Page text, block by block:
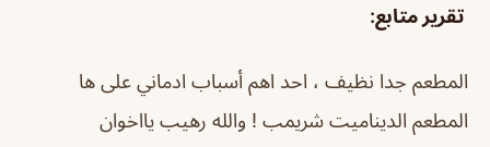
تقرير متابع:
المطعم جدا نظيف ، احد اهم أسباب ادماني على ها
المطعم الديناميت شريمب ! والله رهيب يااخوان